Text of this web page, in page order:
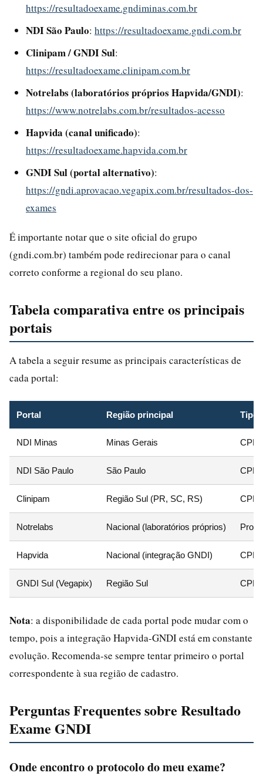
https://resultadoexame.gndiminas.com.br
NDI São Paulo: https://resultadoexame.gndi.com.br
Clinipam / GNDI Sul:
https://resultadoexame.clinipam.com.br
Notrelabs (laboratórios próprios Hapvida/GNDI):
https://www.notrelabs.com.br/resultados-acesso
Hapvida (canal unificado):
https://resultadoexame.hapvida.com.br
GNDI Sul (portal alternativo):
https://gndi.aprovacao.vegapix.com.br/resultados-dos-
exames
É importante notar que o site oficial do grupo
(gndi.com.br) também pode redirecionar para o canal
correto conforme a regional do seu plano.
Tabela comparativa entre os principais
portais
A tabela a seguir resume as principais características de
cada portal:
Portal Região principal Tipo
NDI Minas Minas Gerais CPF
NDI São Paulo São Paulo CPF
Clinipam Região Sul (PR, SC, RS) CPF
Notrelabs Nacional (laboratórios próprios)
Hapvida Nacional (integração GNDI) CPF
GNDI Sul (Vegapix) Região Sul CPF
Nota: a disponibilidade de cada portal pode mudar com o
tempo, pois a integração Hapvida-GNDI está em constante
evolução. Recomenda-se sempre tentar primeiro o portal
correspondente à sua região de cadastro.
Perguntas Frequentes sobre Resultado
Exame GNDI
Onde encontro o protocolo do meu exame?